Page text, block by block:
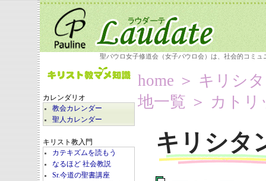
聖パウロ女子修道会（女子パウロ会）は、社会的コミ
カレンダリオ
教会カレンダー
聖人カレンダー
キリスト教入門
カテキズムを読もう
なるほど 社会教説
Sr.今道の聖書講座
home ＞ キリシ
地一覧 ＞ カト
キリシタ